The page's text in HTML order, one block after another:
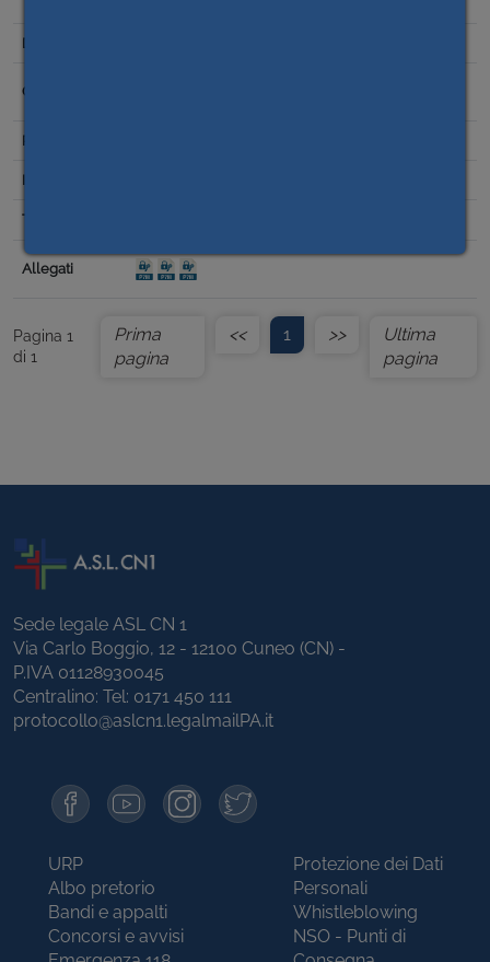
Pagina 1
di 1
Prima
pagina
<< 1 >>
Ultima
pagina
Sede legale ASL CN 1
Via Carlo Boggio, 12 - 12100 Cuneo (CN) -
P.IVA 01128930045
Centralino: Tel: 0171 450 111
protocollo@aslcn1.legalmailPA.it
URP
Albo pretorio
Bandi e appalti
Concorsi e avvisi
Protezione dei Dati
Personali
Whistleblowing
NSO - Punti di